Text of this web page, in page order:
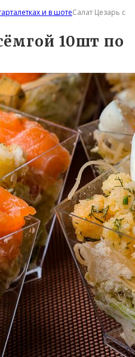
и в шотеСалат Цезарь с
10шт по